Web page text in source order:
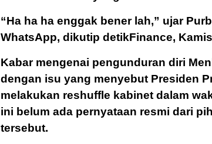
“Ha ha ha enggak bener lah,” ujar
WhatsApp, dikutip detikFinance, Kamis
Kabar mengenai pengunduran diri
dengan isu yang menyebut Presiden
melakukan reshuffle kabinet dalam
ini belum ada pernyataan resmi dari
tersebut.